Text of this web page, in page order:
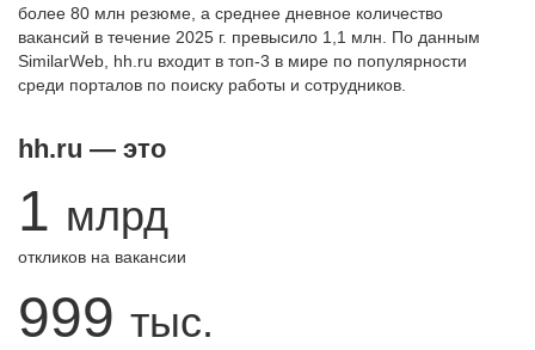
более 80 млн резюме, а среднее дневное количество
вакансий в течение 2025 г. превысило 1,1 млн. По данным
SimilarWeb, hh.ru входит в топ-3 в мире по популярности
среди порталов по поиску работы и сотрудников.
hh.ru — это
1 млрд
откликов на вакансии
999 тыс.